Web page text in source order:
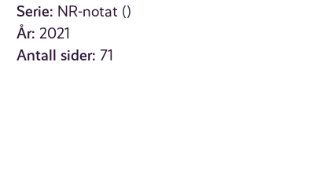
Serie: NR-notat ()
År: 2021
Antall sider: 71